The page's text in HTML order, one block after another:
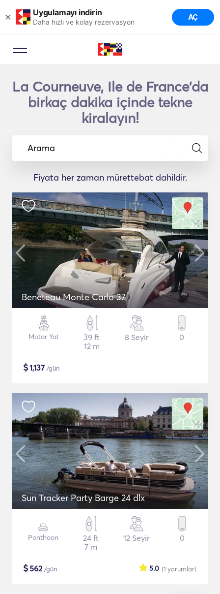
× Uygulamayı indirin
Daha hızlı ve kolay rezervasyon AÇ
La Courneuve, Ile de France'da
birkaç dakika içinde tekne
kiralayın!
Arama
Fiyata her zaman mürettebat dahildir.
Beneteau Monte Carlo 37
Motor Yat
39 ft
12 m
8 Seyir 0
$1,137 /gün
Sun Tracker Party Barge 24 dlx
Ponthoon
24 ft
7 m
12 Seyir 0
$562/gün (1 yorumlar)
5.0